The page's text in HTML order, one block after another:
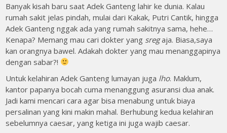
Banyak kisah baru saat Adek Ganteng lahir ke dunia. Kalau
rumah sakit jelas pindah, mulai dari Kakak, Putri Cantik, hingga
Adek Ganteng nggak ada yang rumah sakitnya sama, hehe…
Kenapa? Memang mau cari dokter yang sregaja. Biasa,saya
kan orangnya bawel. Adakah dokter yang mau menanggapinya
dengan sabar?!
Untuk kelahiran Adek Ganteng lumayan juga lho. Maklum,
kantor papanya bocah cuma menanggung asuransi dua anak.
Jadi kami mencari cara agar bisa menabung untuk biaya
persalinan yang kini makin mahal. Berhubung kedua kelahiran
sebelumnya caesar, yang ketiga ini juga wajib caesar.